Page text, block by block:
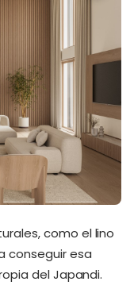
como el lino
conseguir esa
del Japandi.